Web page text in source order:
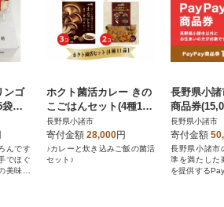
ンゴ
セ
んです
でほぐ
美味し
ホクト菌活カレー きの
こごはんセット(4種11
品)
長野県小諸市
寄付金額 28,000円
♪カレーと炊き込みご飯の菌活
セット♪
長野県小
商品券
域内の一部
みで利用可
長野県小諸市
寄付金額
長野県小諸市
準を満たした
を提供する